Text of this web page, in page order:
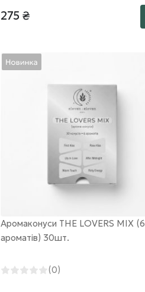
275 ₴
Аромаконуси THE LOVERS MIX (6
ароматів) 30шт.
(0)